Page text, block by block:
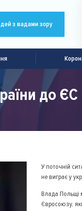
з вадами зору
до ЄС
У поточній
не виграє у
Влада Польщі
Євросоюзу,